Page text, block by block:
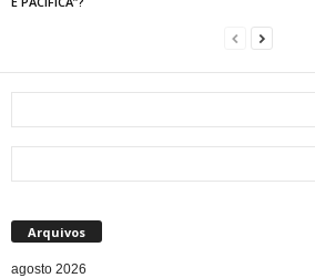
Arquivos
agosto 2026